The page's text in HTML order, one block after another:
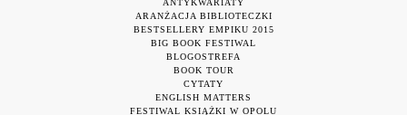
ANTYKWARIATY
ARANŻACJA BIBLIOTECZKI
BESTSELLERY EMPIKU 2015
BIG BOOK FESTIWAL
BLOGOSTREFA
BOOK TOUR
CYTATY
ENGLISH MATTERS
FESTIWAL KSIĄŻKI W OPOLU